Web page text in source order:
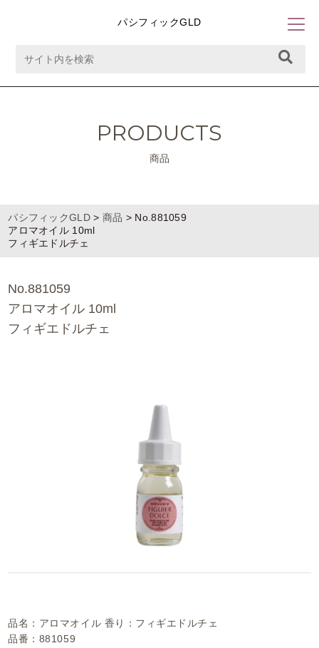
パシフィックGLD
PRODUCTS
商品
パシフィックGLD> 商品 > No.881059
アロマオイル 10ml
フィギエドルチェ
No.881059
アロマオイル 10ml
フィギエドルチェ
品名：アロマオイル 香り：フィギエドルチェ
品番：881059